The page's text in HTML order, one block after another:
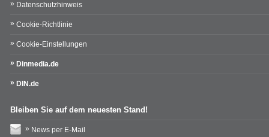
Datenschutzhinweis
Cookie-Richtlinie
Cookie-Einstellungen
Dinmedia.de
DIN.de
Bleiben Sie auf dem neuesten Stand!
News per E-Mail